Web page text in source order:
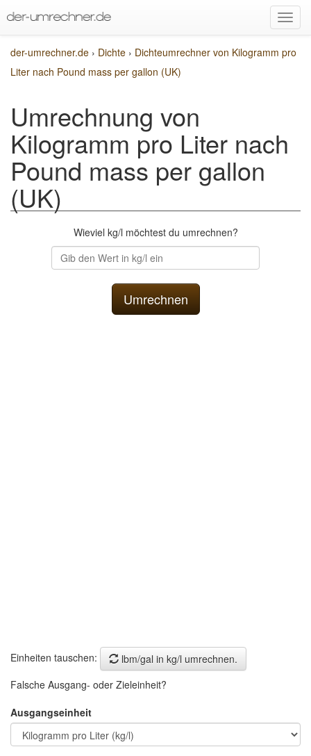
der-umrechner.de › Dichte › Dichteumrechner von Kilogramm pro
Liter nach Pound mass per gallon (UK)
Umrechnung von
Kilogramm pro Liter nach
Pound mass per gallon
(UK)
Wieviel kg/l möchtest du umrechnen?
Einheiten tauschen:
lbm/gal in kg/l umrechnen.
Falsche Ausgang- oder Zieleinheit?
Ausgangseinheit